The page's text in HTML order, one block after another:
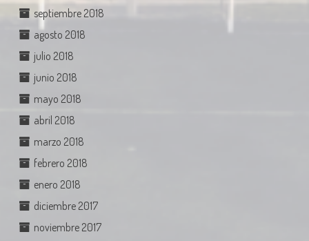
septiembre 2018
agosto 2018
julio 2018
junio 2018
mayo 2018
abril 2018
marzo 2018
febrero 2018
enero 2018
diciembre 2017
noviembre 2017